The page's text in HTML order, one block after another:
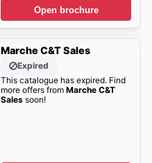
Open brochure
Marche C&T Sales
Expired
This catalogue has expired. Find
more offers from Marche C&T
Salessoon!